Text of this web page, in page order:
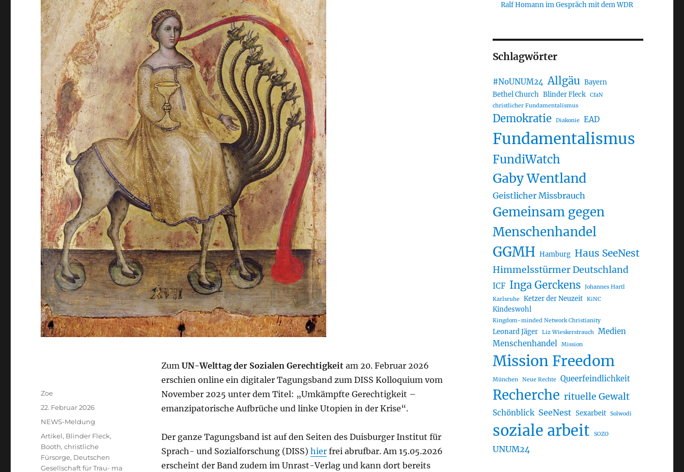
Zum UN-Welttag der Sozialen Gerechtigkeitam 20. Februar 2026
erschien online ein digitaler Tagungsband zum DISS Kolloquium vom
November 2025 unter dem Titel: „Umkämpfte Gerechtigkeit –
emanzipatorische Aufbrüche und linke Utopien in der Krise“.
Der ganze Tagungsband ist auf den Seiten des Duisburger Institut für
Sprach- und Sozialforschung (DISS) hierfrei abrufbar. Am 15.05.2026
erscheint der Band zudem im Unrast-Verlag und kann dort bereits
Autor
Zoe
Veröffentlicht
22. Februar 2026
Kategorien
NEWS-Meldung
Schlagwörter
Artikel, Blinder Fleck,
Booth,christliche
Fürsorge, Deutschen
Gesellschaft für Trau- ma
Ralf Homann im Gespräch mit dem WDR
Schlagwörter
#NoUNUM24 Allgäu Bayern
Bethel Church Blinder Fleck
CfaN
christlicher Fundamentalismus
Demokratie Diakonie EAD
Fundamentalismus
FundiWatch
Gaby Wentland
Geistlicher Missbrauch
Gemeinsam gegen
Menschenhandel
GGMH Hamburg Haus SeeNest
Himmelsstürmer Deutschland
ICF Inga Gerckens
Johannes Hartl
Karlsruhe
Ketzer der Neuzeit KiNC
Kindeswohl
Kingdom-minded Network Christianity
Leonard Jäger Liz Wieskerstrauch
Medien
Menschenhandel
Mission
Mission Freedom
München Neue Rechte Queerfeindlichkeit
Recherche rituelle Gewalt
Schönblick SeeNest Sexarbeit Solwodi
soziale arbeit SOZO
UNUM24